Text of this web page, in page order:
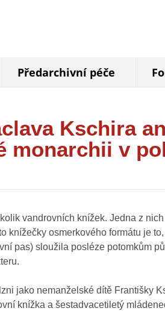
Předarchivní péče
Kschira
monarchii v
vandrovních knížek. Jedna z
knížečky osmerkového formátu je
pas) sloužila posléze potomkům
jako nemanželské dítě Františky
knížka a šestadvacetiletý